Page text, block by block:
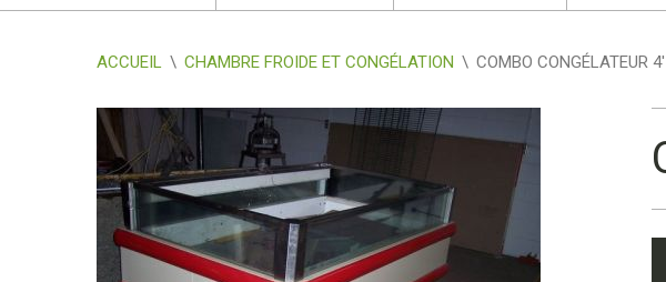
ACCUEIL \ CHAMBRE FROIDE ET CONGÉLATION \ COMBO CONGÉLATEUR 4′